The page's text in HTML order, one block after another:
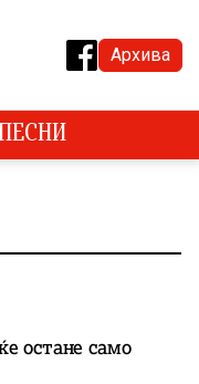
Архива
остане само